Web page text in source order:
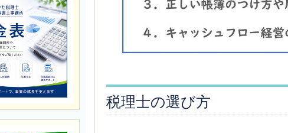
税理士の選び方